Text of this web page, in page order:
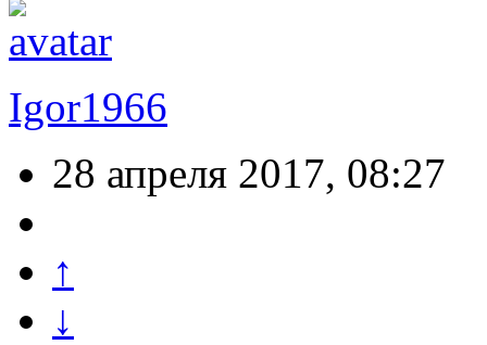
Igor1966
28 апреля 2017, 08:27
↑
↓